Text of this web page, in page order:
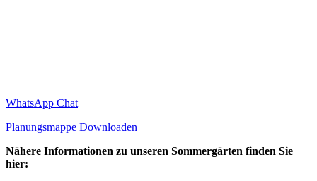
WhatsApp Chat
Planungsmappe Downloaden
Nähere Informationen zu unseren Sommergärten finden Sie
hier: